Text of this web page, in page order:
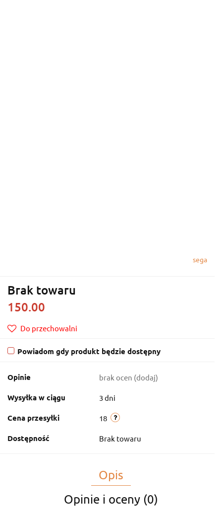
sega
Brak towaru
150.00
Do przechowalni
Powiadom gdy produkt będzie dostępny
Opinie brak ocen (dodaj)
Wysyłka w ciągu 3 dni
Cena przesyłki 18
Dostępność Brak towaru
Opis
Opinie i oceny (0)